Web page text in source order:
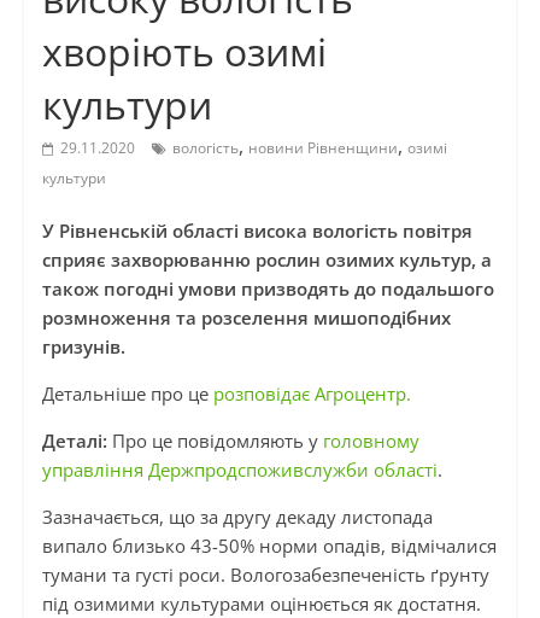
хворіють озимі
культури
29.11.2020 вологість, новини Рівненщини, озимі
культури
У Рівненській області висока вологість повітря
сприяє захворюванню рослин озимих культур, а
також погодні умови призводять до подальшого
розмноження та розселення мишоподібних
гризунів.
Детальніше про це розповідає Агроцентр.
Деталі: Про це повідомляють у головному
управління Держпродспоживслужби області.
Зазначається, що за другу декаду листопада
випало близько 43-50% норми опадів, відмічалися
тумани та густі роси. Вологозабезпеченість ґрунту
під озимими культурами оцінюється як достатня.